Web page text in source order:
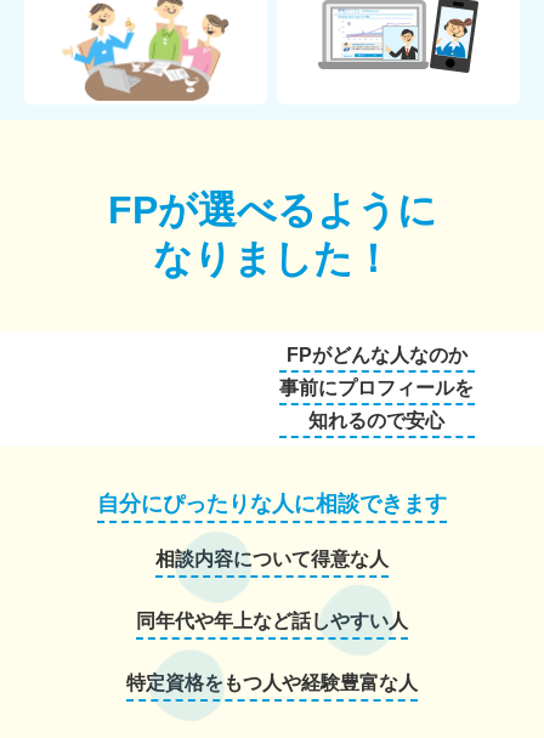
FPが選べるように
なりました！
FPがどんな人なのか
事前にプロフィールを
知れるので安心
自分にぴったりな人に相談できます
相談内容について得意な人
同年代や年上など話しやすい人
特定資格をもつ人や経験豊富な人